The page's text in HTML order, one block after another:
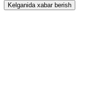
Kelganida xabar berish